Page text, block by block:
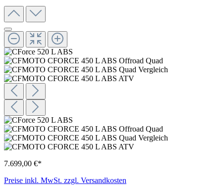
7.699,00 €*
Preise inkl. MwSt. zzgl. Versandkosten